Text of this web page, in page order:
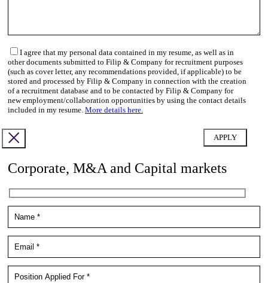
I agree that my personal data contained in my resume, as well as in
other documents submitted to Filip & Company for recruitment purposes
(such as cover letter, any recommendations provided, if applicable) to be
stored and processed by Filip & Company in connection with the creation
of a recruitment database and to be contacted by Filip & Company for
new employment/collaboration opportunities by using the contact details
included in my resume. More details here.
Corporate, M&A and Capital markets